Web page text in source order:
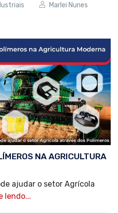
Marlei Nunes
NA AGRICULTURA
ajudar o setor Agrícola
lendo...